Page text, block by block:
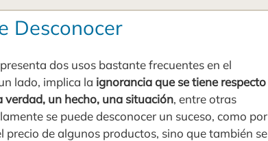
Desconocer
dos usos bastante frecuentes en el
lado, implica la ignorancia que se tiene respecto
verdad, un hecho, una situación, entre otras
se puede desconocer un suceso, como por
precio de algunos productos, sino que también se